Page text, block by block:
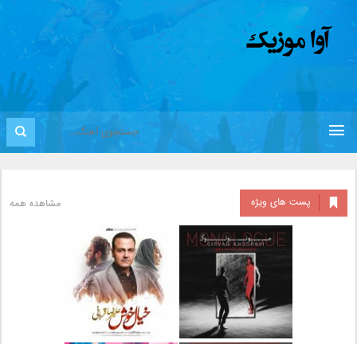
پست های ویژه مشاهده همه